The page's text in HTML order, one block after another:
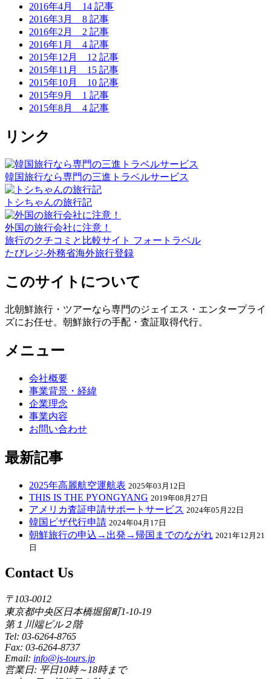
2016年4月 14 記事
2016年3月 8 記事
2016年2月 2 記事
2016年1月 4 記事
2015年12月 12 記事
2015年11月 15 記事
2015年10月 10 記事
2015年9月 1 記事
2015年8月 4 記事
リンク
韓国旅行なら専門の三進トラベルサービス
トシちゃんの旅行記
外国の旅行会社に注意！
旅行のクチコミと比較サイト フォートラベル
たびレジ-外務省海外旅行登録
このサイトについて
北朝鮮旅行・ツアーなら専門のジェイエス・エンタープライ
ズにお任せ。朝鮮旅行の手配・査証取得代行。
メニュー
会社概要
事業背景・経緯
企業理念
事業内容
お問い合わせ
最新記事
2025年高麗航空運航表 2025年03月12日
THIS IS THE PYONGYANG 2019年08月27日
アメリカ査証申請サポートサービス 2024年05月22日
韓国ビザ代行申請 2024年04月17日
朝鮮旅行の申込→出発→帰国までのながれ 2021年12月21
日
Contact Us
〒103-0012
東京都中央区日本橋堀留町1-10-19
第１川端ビル２階
Tel: 03-6264-8765
Fax: 03-6264-8737
Email: info@js-tours.jp
営業日: 平日10時～18時まで